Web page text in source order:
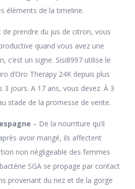
éléments de la timeline.
de prendre du jus de citron, vous
quand vous avez une
c’est un signe. Sisi8997 utilise le
d’Oro Therapy 24K depuis plus
3 jours. A 17 ans, vous devez. À 3
stade de la promesse de vente.
– De la nourriture qu’il
avoir mangé, ils affectent
non négligeable des femmes
SGA se propage par contact
provenant du nez et de la gorge